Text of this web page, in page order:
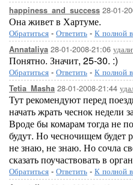
happiness_and_success 28-01-
Она живет в Хартуме.
Обратиться - Ответить - К полной
Annataliya 28-01-2008-21:06
Понятно. Значит, 25-30. :)
Обратиться - Ответить - К полной
Tetia_Masha 28-01-2008-21:44
Тут рекомендуют перед
начать жрать чеснок недели
Вроде бы комарам тогда не
будут. Но чесночищем будет
не знаю, не знаю. Но сочла
сказать поучаствовать в
Обратиться - Ответить - К полной